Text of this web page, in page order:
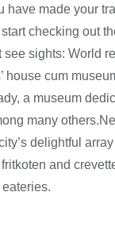
have made your
checking out
see sights: World
house cum
a museum
many
delightful
and